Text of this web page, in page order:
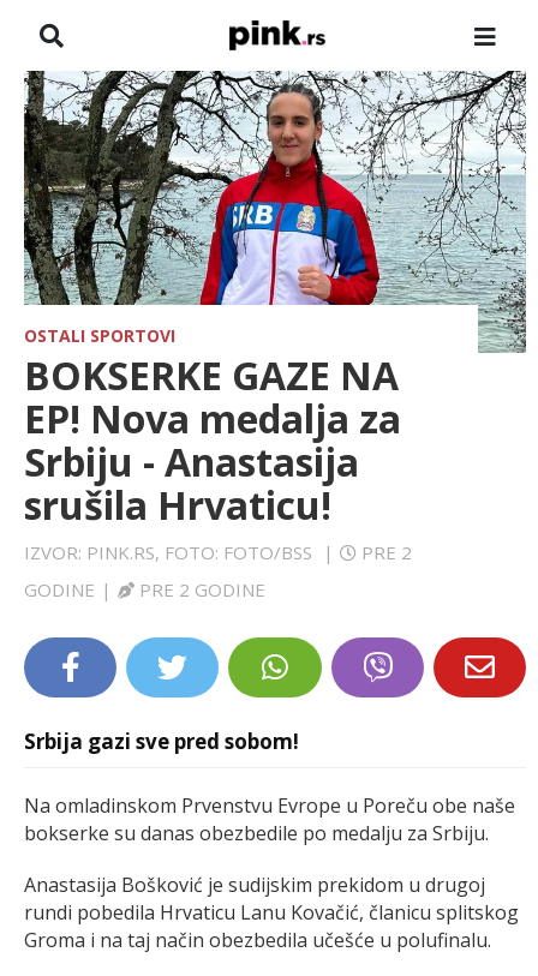
NASLOVNA
VESTI
ZADRUGA
SHOWBIZ
HRONIKA
FARMERI
TV
SPORT
OSTALI SPORTOVI
BOKSERKE GAZE NA
EP! Nova medalja za
Srbiju - Anastasija
srušila Hrvaticu!
IZVOR: PINK.RS, FOTO: FOTO/BSS |
PRE 2
GODINE | PRE 2 GODINE
Srbija gazi sve pred sobom!
Na omladinskom Prvenstvu Evrope u Poreču obe naše
bokserke su danas obezbedile po medalju za Srbiju.
Anastasija Bošković je sudijskim prekidom u drugoj
rundi pobedila Hrvaticu Lanu Kovačić, članicu splitskog
Groma i na taj način obezbedila učešće u polufinalu.